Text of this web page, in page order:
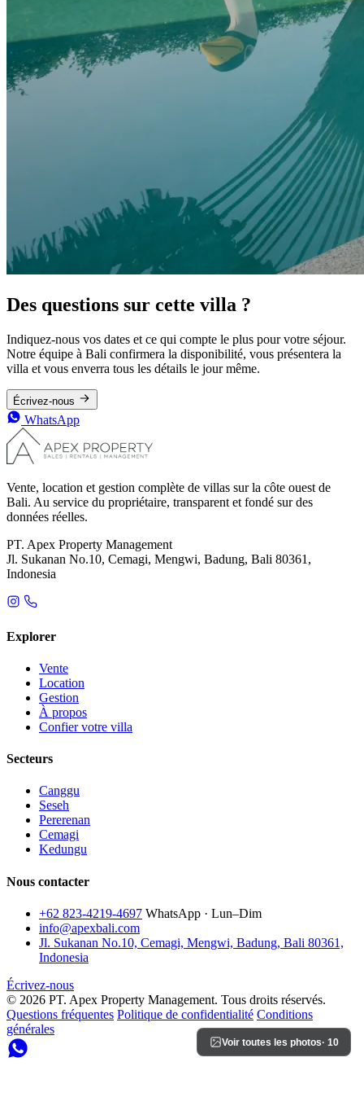
Voir toutes les photos· 10
Des questions sur cette villa ?
Indiquez-nous vos dates et ce qui compte le plus pour votre séjour.
Notre équipe à Bali confirmera la disponibilité, vous présentera la
villa et vous enverra tous les détails le jour même.
Écrivez-nous
WhatsApp
Vente, location et gestion complète de villas sur la côte ouest de
Bali. Au service du propriétaire, transparent et fondé sur des
données réelles.
PT. Apex Property Management
Jl. Sukanan No.10, Cemagi, Mengwi, Badung, Bali 80361,
Indonesia
Explorer
Vente
Location
Gestion
À propos
Confier votre villa
Secteurs
Canggu
Seseh
Pererenan
Cemagi
Kedungu
Nous contacter
+62 823-4219-4697 WhatsApp · Lun–Dim
info@apexbali.com
Jl. Sukanan No.10, Cemagi, Mengwi, Badung, Bali 80361,
Indonesia
Écrivez-nous
© 2026 PT. Apex Property Management. Tous droits réservés.
Questions fréquentes Politique de confidentialité Conditions
générales